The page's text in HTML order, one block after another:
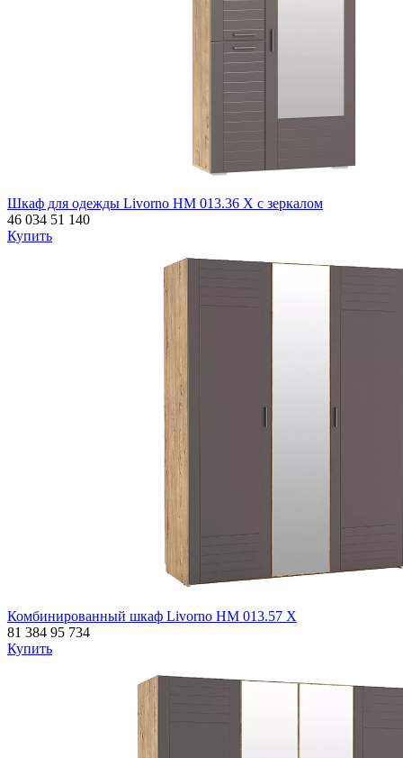
Шкаф для одежды Livorno НМ 013.36 Х с зеркалом
46 034 51 140
Купить
Комбинированный шкаф Livorno НМ 013.57 Х
81 384 95 734
Купить